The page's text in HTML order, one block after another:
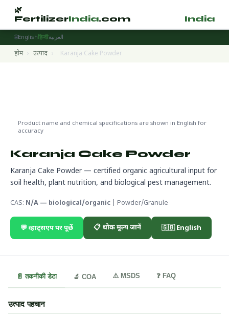
🌿
FertilizerIndia.com India
🌐Englishहिन्दीالعربية
होम › उत्पाद › Karanja Cake Powder
Product name and chemical specifications are shown in English for
accuracy
Karanja Cake Powder
Karanja Cake Powder — certified organic agricultural input for
soil health, plant nutrition, and biological pest management.
CAS: N/A — biological/organic | Powder/Granule
💬 व्हाट्सएप पर पूछें 📋 थोक मूल्य जानें 🇬🇧 English
📄 तकनीकी डेटा 🔬 COA ⚠️ MSDS ❓ FAQ
उत्पाद पहचान